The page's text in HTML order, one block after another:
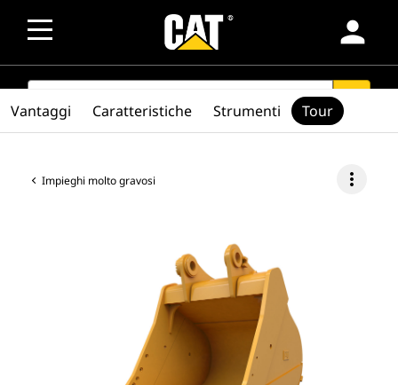
person
SEARCH search
Impieghi molto gravosi more_vert
Vantaggi Caratteristiche Strumenti Tour